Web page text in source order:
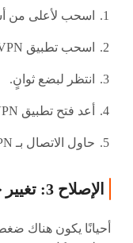
اسحب لأعلى من
اسحب تطبيق VPN لأعلى لإغلاقه.
انتظر لبضع ثوانٍ.
أعد فتح تطبيق VPN من الشاشة الرئيسية.
حاول الاتصال بـ VPN مرة أخرى.
الإصلاح 3: تغيير خوادم VPN